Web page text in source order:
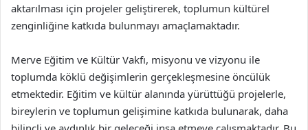
aktarılması için projeler geliştirerek, toplumun kültürel
zenginliğine katkıda bulunmayı amaçlamaktadır.
Merve Eğitim ve Kültür Vakfı, misyonu ve vizyonu ile
toplumda köklü değişimlerin gerçekleşmesine öncülük
etmektedir. Eğitim ve kültür alanında yürüttüğü projelerle,
bireylerin ve toplumun gelişimine katkıda bulunarak, daha